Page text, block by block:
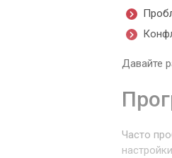
Давайте
Часто